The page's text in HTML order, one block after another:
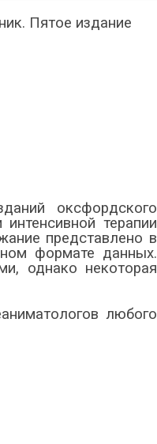
Пятое издание
оксфордского
терапии
представлено в
формате данных.
однако некоторая
любого